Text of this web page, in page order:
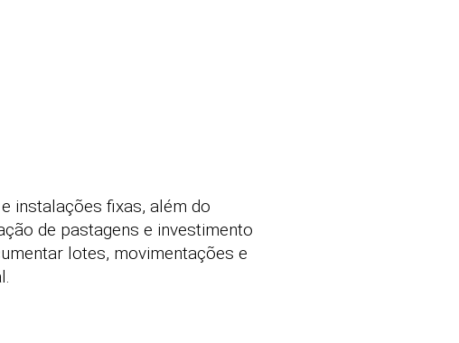
instalações fixas, além do
de pastagens e investimento
lotes, movimentações e